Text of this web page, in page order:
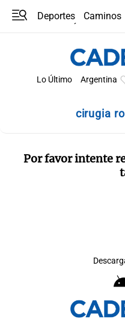
Deportes Caminos
Lo Último Argentina
cirugia
Por favor intente